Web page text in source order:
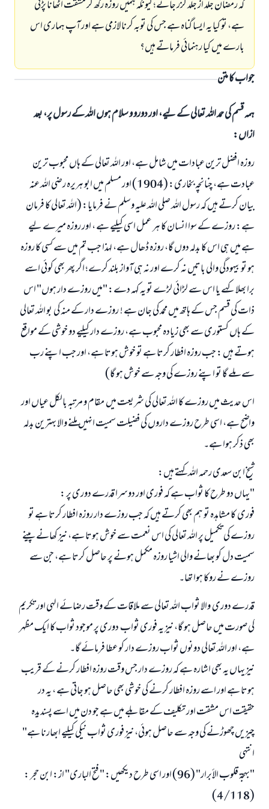
کہ رمضان جلد از جلد گزر جائے؛ کیونکہ ہمیں روزہ رکھ کر مشقت اٹھانا پڑتی
ہے، تو کیا یہ ایسا گناہ ہے جس کی توبہ کرنا لازمی ہے اور آپ ہماری اس
بارے میں کیا رہنمائی فرماتے ہیں؟
جواب کا متن
ہمہ قسم کی حمد اللہ تعالی کے لیے، اور دورو و سلام ہوں اللہ کے رسول پر، بعد
ازاں:
روزہ افضل ترین عبادات میں شامل ہے، اور اللہ تعالی کے ہاں محبوب ترین
عبادت ہے، چنانچہ بخاری: (1904) اور مسلم میں ابو ہریرہ رضی اللہ عنہ
بیان کرتے ہیں کہ رسول اللہ صلی اللہ علیہ وسلم نے فرمایا: (اللہ تعالی کا فرمان
ہے: روزے کے سوا انسان کا ہر عمل اسی کیلیے ہے ، اور روزہ میرے لیے
ہے میں ہی اس کا بدلہ دوں گا، روزہ ڈھال ہے، لہذا جب تم میں سے کسی کا روزہ
ہو تو بیہودگی والی باتیں نہ کرے اور نہ ہی آواز بلند کرے؛ اگر پھر بھی کوئی اسے
برا بھلا کہے یا اس سے لڑائی لڑے تو یہ کہہ دے: "میں روزے دار ہوں" اس
ذات کی قسم جس کے ہاتھ میں محمد کی جان ہے ! روزے دار کے منہ کی بو اللہ تعالی
کے ہاں کستوری سے بھی زیادہ محبوب ہے، روزے دار کیلیے دو خوشی کے مواقع
ہوتے ہیں : جب روزہ افطار کرتا ہے تو خوش ہوتا ہے، اور جب اپنے رب
سے ملے گا تو اپنے روزے کی وجہ سے خوش ہو گا)
اس حدیث میں روزے کا اللہ تعالی کی شریعت میں مقام و مرتبہ بالکل عیاں اور
واضح ہے، اسی طرح روزے داروں کی فضیلت سمیت انہیں ملنے والا بہترین بدلہ
بھی ذکر ہوا ہے۔
شیخ ابن سعدی رحمہ اللہ کہتے ہیں:
"یہاں دو طرح کا ثواب ہے کہ فوری اور دوسرا قدرے دوری پر :
فوری کا مشاہدہ تو ہم بھی کرتے ہیں کہ جب روزے دار روزہ افطار کرتا ہے تو
روزے کی تکمیل پر اللہ تعالی کی اس نعمت سے خوش ہوتا ہے، نیز کھانے پینے
سمیت دل کو بھانے والی اشیا روزہ مکمل ہونے پر حاصل کرتا ہے، جن سے
روزے نے روکا ہوا تھا۔
قدرے دوری والا ثواب اللہ تعالی سے ملاقات کے وقت رضائے الہی اور تکریم
کی صورت میں حاصل ہو گا، نیز یہ فوری ثواب دوری پر موجود ثواب کا ایک مظہر
ہے، اور اللہ تعالی دونوں ثواب روزے دار کو عطا فرمائے گا۔
نیز یہاں یہ بھی اشارہ ہے کہ روزے دار جس وقت روزہ افطار کرنے کے قریب
ہوتا ہے اور اسے روزہ افطار کرنے کی خوشی بھی حاصل ہو جاتی ہے ، یہ در
حقیقت اس مشقت اور تکلیف کے مقابلے میں ہے جو دن میں اسے پسندیدہ
چیزیں چھوڑنے کی وجہ سے حاصل ہوئی، نیز فوری ثواب نیکی کیلیے ابھارنا ہے"
انتہی
"بهجة قلوب الأبرار" (96) اور اسی طرح دیکھیں: "فتح الباری" از: ابن حجر :
(4/118)
جواب نمبر 110845 نے نکاح ٹوٹنے سے بچایا۔